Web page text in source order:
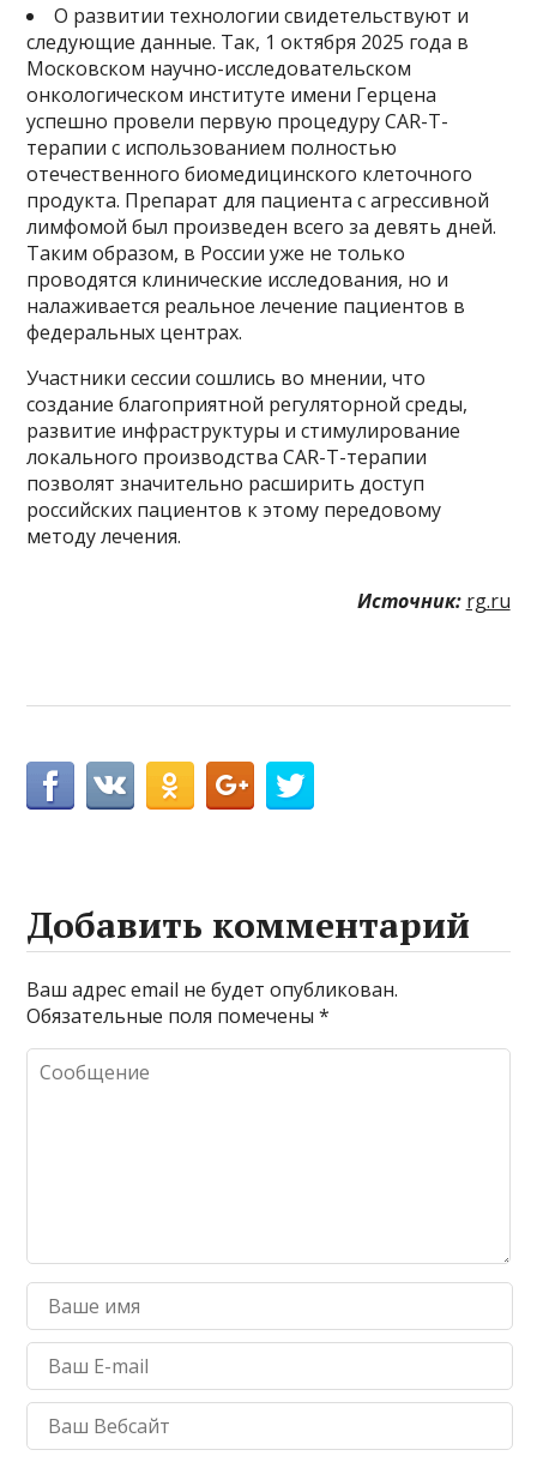
О развитии технологии свидетельствуют и
следующие данные. Так, 1 октября 2025 года в
Московском научно-исследовательском
онкологическом институте имени Герцена
успешно провели первую процедуру CAR-T-
терапии с использованием полностью
отечественного биомедицинского клеточного
продукта. Препарат для пациента с агрессивной
лимфомой был произведен всего за девять дней.
Таким образом, в России уже не только
проводятся клинические исследования, но и
налаживается реальное лечение пациентов в
федеральных центрах.
Участники сессии сошлись во мнении, что
создание благоприятной регуляторной среды,
развитие инфраструктуры и стимулирование
локального производства CAR-T-терапии
позволят значительно расширить доступ
российских пациентов к этому передовому
методу лечения.
Источник: rg.ru
Добавить комментарий
Ваш адрес email не будет опубликован.
Обязательные поля помечены*